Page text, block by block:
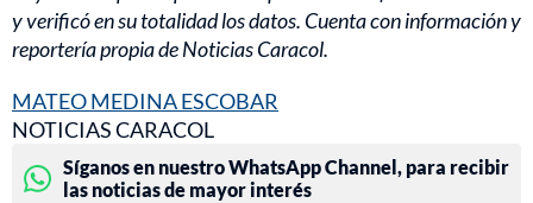
y verificó en su totalidad los datos. Cuenta con información y
reportería propia de Noticias Caracol.
MATEO MEDINA ESCOBAR
NOTICIAS CARACOL
Síganos en nuestro WhatsApp Channel, para recibir
las noticias de mayor interés